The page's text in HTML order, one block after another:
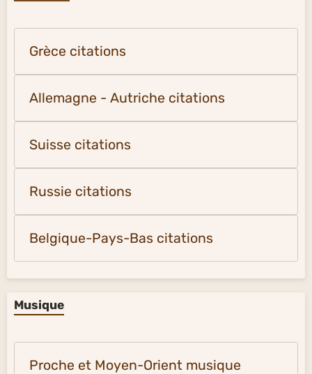
Grèce citations
Allemagne - Autriche citations
Suisse citations
Russie citations
Belgique-Pays-Bas citations
Musique
Proche et Moyen-Orient musique